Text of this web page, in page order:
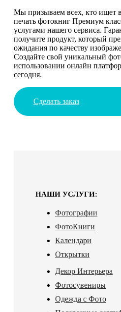
Мы призываем всех, кто ищет
печать фотокниг Премиум
услугами нашего сервиса.
получите продукт, который
ожидания по качеству
Создайте свой уникальный
использовании онлайн
сегодня.
Сделать заказ
НАШИ УСЛУГИ:
Фотографии
ФотоКниги
Календари
Открытки
Декор Интерьера
Фотосувениры
Одежда с Фото